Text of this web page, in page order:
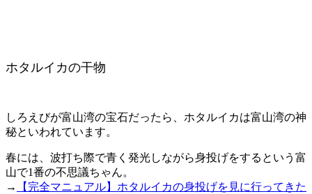
ホタルイカの干物
しろえびが富山湾の宝石だったら、ホタルイカは富山湾の神
秘といわれています。
春には、波打ち際で青く発光しながら身投げをするという富
山で1番の不思議ちゃん。
→
【完全マニュアル】ホタルイカの身投げを見に行ってきた